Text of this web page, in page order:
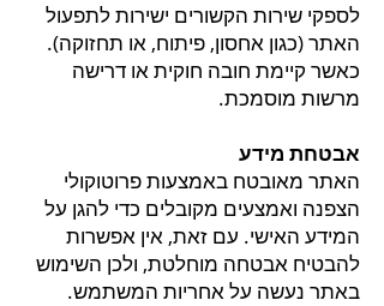
לספקי שירות הקשורים ישירות לתפעול
האתר (כגון אחסון, פיתוח, או תחזוקה).
כאשר קיימת חובה חוקית או דרישה
מרשות מוסמכת.
אבטחת מידע
האתר מאובטח באמצעות פרוטוקולי
הצפנה ואמצעים מקובלים כדי להגן על
המידע האישי. עם זאת, אין אפשרות
להבטיח אבטחה מוחלטת, ולכן השימוש
באתר נעשה על אחריות המשתמש.